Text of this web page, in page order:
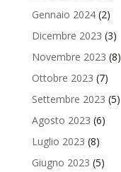
Gennaio 2024(2)
Dicembre 2023 (3)
Novembre 2023 (8)
Ottobre 2023 (7)
Settembre 2023 (5)
Agosto 2023 (6)
Luglio 2023 (8)
Giugno 2023 (5)